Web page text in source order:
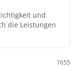
und
die Leistungen
1655